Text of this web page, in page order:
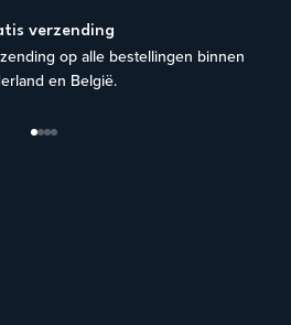
verzending
op alle bestellingen binnen
en België.
Naar artikel 1
Naar artikel 2
Naar artikel 3
Naar artikel 4